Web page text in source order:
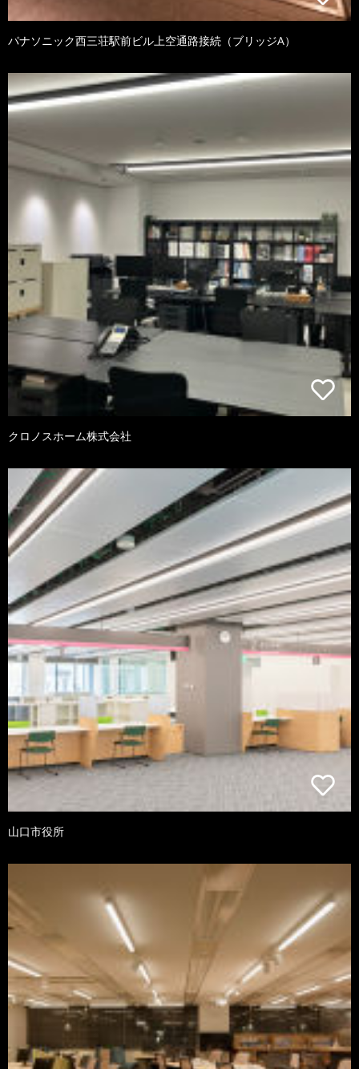
パナソニック西三荘駅前ビル上空通路接続（ブリッジA）
クロノスホーム株式会社
山口市役所